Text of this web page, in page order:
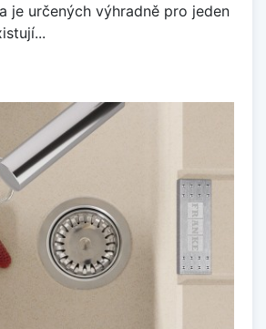
je určených výhradně pro jeden